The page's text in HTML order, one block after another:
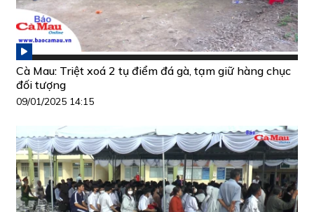
Cà Mau: Triệt xoá 2 tụ điểm đá gà, tạm giữ hàng chục
đối tượng
09/01/2025 14:15